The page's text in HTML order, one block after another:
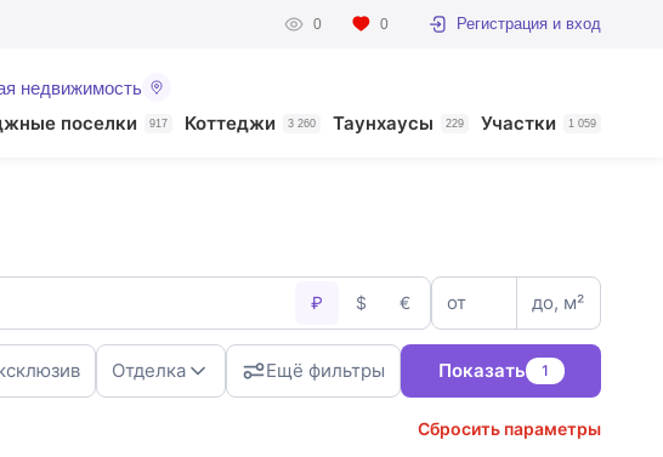
0 0 Регистрация и вход
недвижимость
поселки 917 Коттеджи 3 260 Таунхаусы 229 Участки 1 059
₽ $ € от до, м²
Отделка Ещё фильтры Показать 1
Сбросить параметры